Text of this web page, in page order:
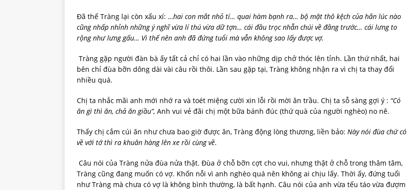
Đã thế Tràng lại còn xấu xí: …hai con mắt nhỏ tí… quai hàm bạnh ra… bộ mặt thô kệch của hắn lúc nào
cũng nhấp nhỉnh những ý nghĩ vừa lí thú vừa dữ tợn… cái đầu trọc nhẵn chúi về đằng trước… cái lưng to
rộng như lưng gấu… Vì thế nên anh đã đứng tuổi mà vẫn không sao lấy được vợ.
Tràng gặp người đàn bà ấy tất cả chỉ có hai lần vào những dịp chở thóc lên tỉnh. Lần thứ nhất, hai
bên chỉ đùa bỡn dông dài vài câu rồi thôi. Lần sau gặp tại, Tràng không nhận ra vì chị ta thay đổi
nhiều quá.
Chị ta nhắc mãi anh mới nhớ ra và toét miệng cười xin lỗi rồi mời ăn trầu. Chị ta sỗ sàng gợi ý : “Có
ăn gì thì ăn, chả ăn giầu”, Anh vui vẻ đãi chị một bữa bánh đúc (thứ quà của người nghèo) no nê.
Thấy chị cắm cúi ăn như chưa bao giờ được ăn, Tràng động lòng thương, liền bảo: Này nói đùa chứ có
về với tớ thì ra khuân hàng lên xe rồi cùng về.
Câu nói của Tràng nửa đùa nửa thật. Đùa ở chỗ bỡn cợt cho vui, nhưng thật ở chỗ trong thâm tâm,
Tràng cũng đang muốn có vợ. Khốn nỗi vì anh nghèo quá nên không ai chịu lấy. Thời ấy, đứng tuổi
như Tràng mà chưa có vợ là không bình thường, là bất hạnh. Câu nói của anh vừa tếu táo vừa đượm